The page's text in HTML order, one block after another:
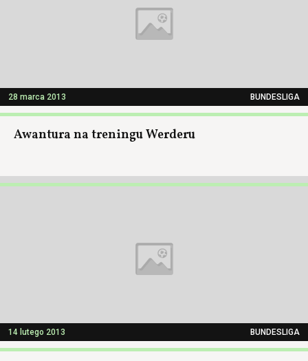
28 marca 2013 BUNDESLIGA
Awantura na treningu Werderu
14 lutego 2013 BUNDESLIGA